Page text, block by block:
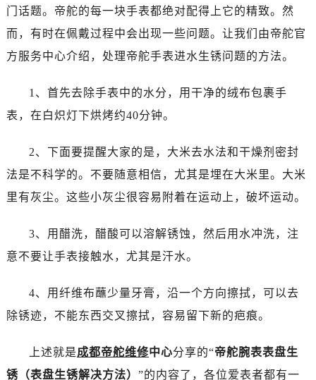
门话题。帝舵的每一块手表都绝对配得上它的精致。然
而，有时在佩戴过程中会出现一些问题。让我们由帝舵官
方服务中心介绍，处理帝舵手表进水生锈问题的方法。
1、首先去除手表中的水分，用干净的绒布包裹手
表，在白炽灯下烘烤约40分钟。
2、下面要提醒大家的是，大米去水法和干燥剂密封
法是不科学的。不要随意相信，尤其是埋在大米里。大米
里有灰尘。这些小灰尘很容易附着在运动上，破坏运动。
3、用醋洗，醋酸可以溶解锈蚀，然后用水冲洗，注
意不要让手表接触水，尤其是汗水。
4、用纤维布蘸少量牙膏，沿一个方向擦拭，可以去
除锈迹，不能东西交叉擦拭，容易留下新的疤痕。
上述就是成都帝舵维修中心分享的“帝舵腕表表盘生
锈（表盘生锈解决方法） ”的内容了，各位爱表者都有一